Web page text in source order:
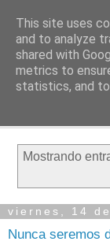
Blog personal
Mostrando
viernes, 14
Nunca seremos
This site uses
and to analyze
shared with
metrics to
statistics, and